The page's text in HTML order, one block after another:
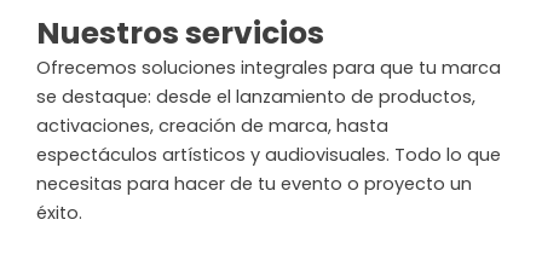
Nuestros servicios
Ofrecemos soluciones integrales para que tu marca
se destaque: desde el lanzamiento de productos,
activaciones, creación de marca, hasta
espectáculos artísticos y audiovisuales. Todo lo que
necesitas para hacer de tu evento o proyecto un
éxito.